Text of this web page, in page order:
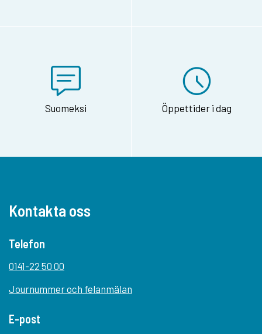
Suomeksi Öppettider i dag
Kontakta oss
Telefon
0141-22 50 00
Journummer och felanmälan
E-post